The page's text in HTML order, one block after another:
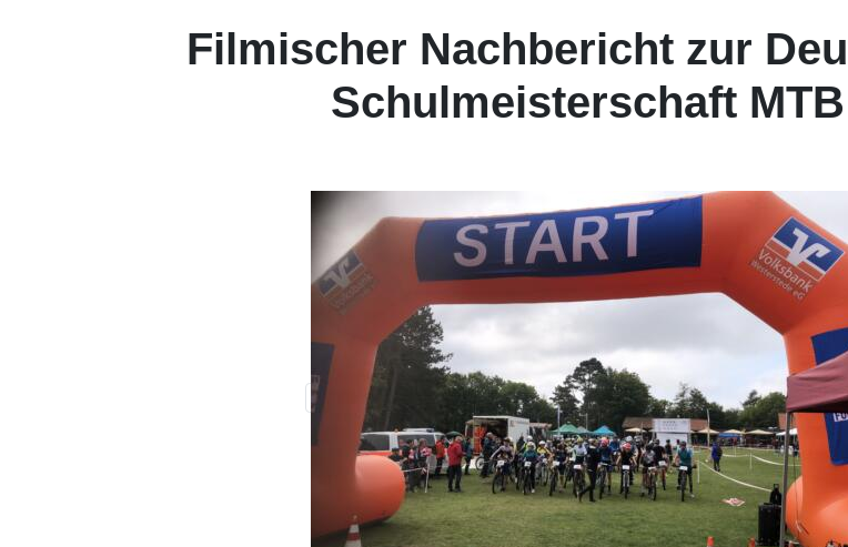
Filmischer Nachbericht zur
Schulmeisterschaft MTB